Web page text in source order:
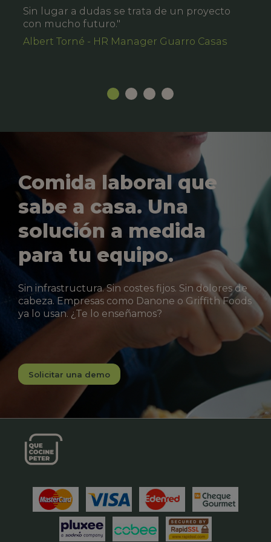
Sin lugar a dudas se trata de un proyecto
con mucho futuro."
Albert Torné - HR Manager Guarro Casas
Comida laboral que
sabe a casa. Una
solución a medida
para tu equipo.
Sin infrastructura. Sin costes fijos. Sin dolores de
cabeza. Empresas como Danone o Griffith Foods
ya lo usan. ¿Te lo enseñamos?
Solicitar una demo